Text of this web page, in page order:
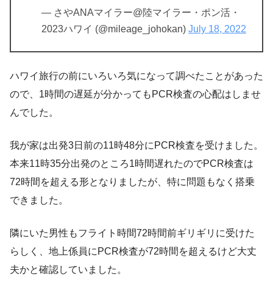
— さやANAマイラー@陸マイラー・ポン活・
2023ハワイ (@mileage_johokan) July 18, 2022
ハワイ旅行の前にいろいろ気になって調べたことがあった
ので、1時間の遅延が分かってもPCR検査の心配はしませ
んでした。
我が家は出発3日前の11時48分にPCR検査を受けました。
本来11時35分出発のところ1時間遅れたのでPCR検査は
72時間を超える形となりましたが、特に問題もなく搭乗
できました。
隣にいた男性もフライト時間72時間前ギリギリに受けた
らしく、地上係員にPCR検査が72時間を超えるけど大丈
夫かと確認していました。